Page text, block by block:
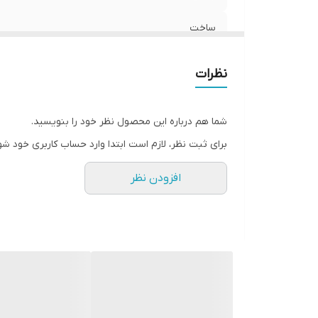
ساخت
نظرات
شما هم درباره این محصول نظر خود را بنویسید.
برای ثبت نظر، لازم است ابتدا وارد حساب کاربری خود
افزودن نظر